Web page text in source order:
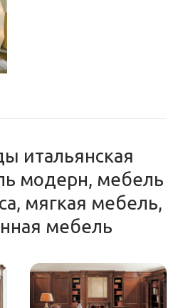
итальянская
модерн, мебель
мягкая мебель,
мебель